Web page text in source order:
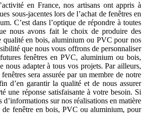
en France, nos artisans ont appris à
sous-jacentes lors de l’achat de fenêtres en
C’est dans l’optique de répondre à toutes
nous avons fait le choix de produire des
qualité en bois, aluminium ou PVC pour nos
que nous vous offrons de personnaliser
fenêtres en PVC, aluminium ou bois,
nous adapter à tous vos projets. Par ailleurs,
sera assurée par un membre de notre
d’en garantir la qualité et de nous assurer
une réponse satisfaisante à votre besoin. Si
d’informations sur nos réalisations en matière
de fenêtre en bois, PVC ou aluminium, pour